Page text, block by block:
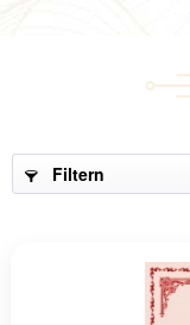
Filtern